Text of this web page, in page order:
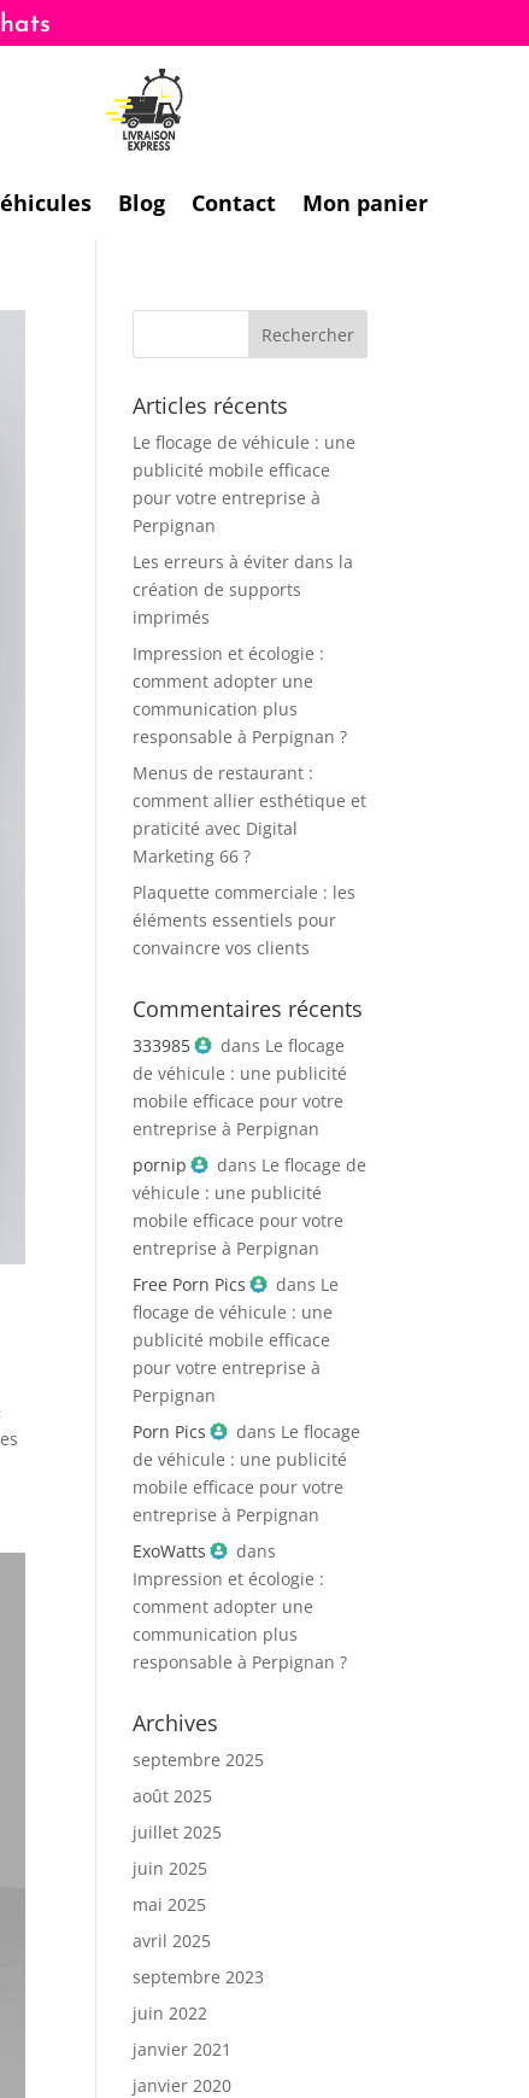
Blog Contact Mon panier
Articles récents
Le flocage de véhicule : une
publicité mobile efficace
pour votre entreprise à
Perpignan
Les erreurs à éviter dans la
création de supports
imprimés
Impression et écologie :
comment adopter une
communication plus
responsable à Perpignan ?
Menus de restaurant :
comment allier esthétique et
praticité avec Digital
Marketing 66 ?
Plaquette commerciale : les
éléments essentiels pour
convaincre vos clients
Commentaires récents
333985 dans Le flocage
de véhicule : une publicité
mobile efficace pour votre
entreprise à Perpignan
pornip
dans Le flocage de
véhicule : une publicité
mobile efficace pour votre
entreprise à Perpignan
Free Porn Pics
dans Le
flocage de véhicule : une
publicité mobile efficace
pour votre entreprise à
Perpignan
Porn Pics
dans Le flocage
de véhicule : une publicité
mobile efficace pour votre
entreprise à Perpignan
ExoWatts
dans
Impression et écologie :
comment adopter une
communication plus
responsable à Perpignan ?
Archives
septembre 2025
août 2025
juillet 2025
juin 2025
mai 2025
avril 2025
septembre 2023
juin 2022
janvier 2021
janvier 2020